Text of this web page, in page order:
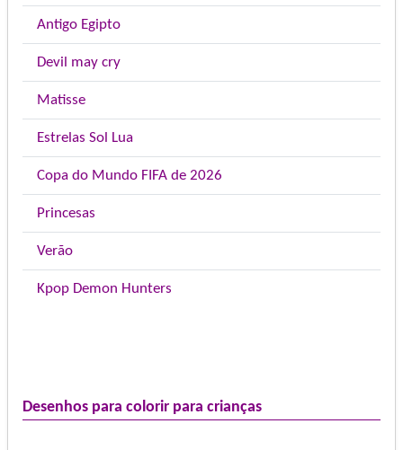
Antigo Egipto
Devil may cry
Matisse
Estrelas Sol Lua
Copa do Mundo FIFA de 2026
Princesas
Verão
Kpop Demon Hunters
Desenhos para colorir para crianças